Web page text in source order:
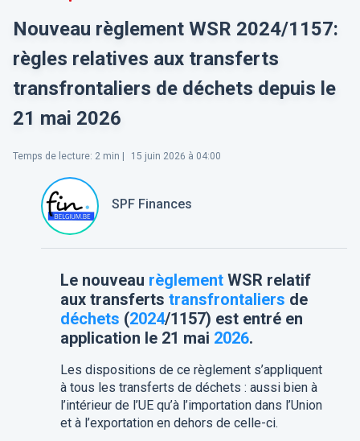
Nouveau règlement WSR 2024/1157:
règles relatives aux transferts
transfrontaliers de déchets depuis le
21 mai 2026
Temps de lecture: 2 min | 15 juin 2026 à 04:00
SPF Finances
Le nouveau règlementWSR relatif
aux transferts transfrontaliers de
déchets (2024/1157) est entré en
application le 21 mai 2026.
Les dispositions de ce règlement s’appliquent
à tous les transferts de déchets : aussi bien à
l’intérieur de l’UE qu’à l’importation dans l’Union
et à l’exportation en dehors de celle-ci.